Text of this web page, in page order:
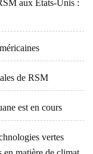
aux États-Unis :
de RSM
est en cours
vertes